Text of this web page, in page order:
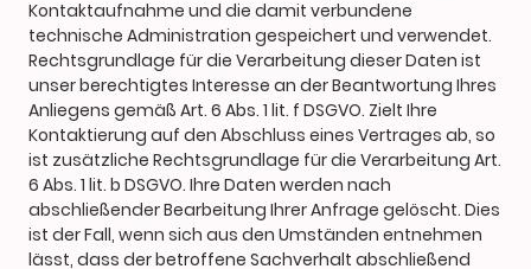
Kontaktaufnahme und die damit verbundene
technische Administration gespeichert und verwendet.
Rechtsgrundlage für die Verarbeitung dieser Daten ist
unser berechtigtes Interesse an der Beantwortung Ihres
Anliegens gemäß Art. 6 Abs. 1 lit. f DSGVO. Zielt Ihre
Kontaktierung auf den Abschluss eines Vertrages ab, so
ist zusätzliche Rechtsgrundlage für die Verarbeitung Art.
6 Abs. 1 lit. b DSGVO. Ihre Daten werden nach
abschließender Bearbeitung Ihrer Anfrage gelöscht. Dies
ist der Fall, wenn sich aus den Umständen entnehmen
lässt, dass der betroffene Sachverhalt abschließend